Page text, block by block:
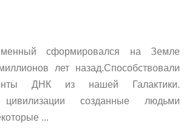
сформировался на Земле
лет назад.Способствовали
ДНК из нашей Галактики.
цивилизации созданные людьми
...